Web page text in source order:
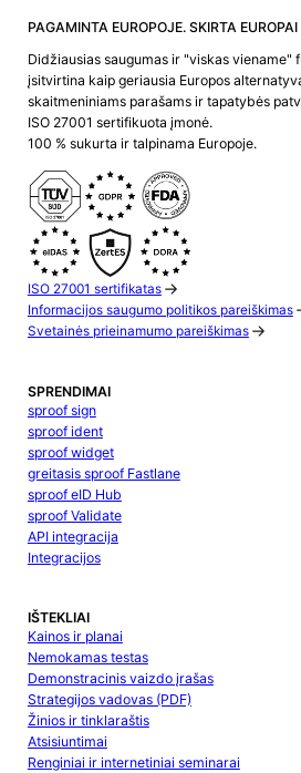
PAGAMINTA EUROPOJE. SKIRTA
Didžiausias saugumas ir "viskas viename"
įsitvirtina kaip geriausia Europos
skaitmeniniams parašams ir tapatybės
ISO 27001 sertifikuota įmonė.
100 % sukurta ir talpinama Europoje.
ISO 27001 sertifikatas
Informacijos saugumo politikos pareiškimas
Svetainės prieinamumo pareiškimas
SPRENDIMAI
sproof sign
sproof ident
sproof widget
greitasis sproof Fastlane
sproof eID Hub
sproof Validate
API integracija
Integracijos
IŠTEKLIAI
Kainos ir planai
Nemokamas testas
Demonstracinis vaizdo įrašas
Strategijos vadovas (PDF)
Žinios ir tinklaraštis
Atsisiuntimai
Renginiai ir internetiniai seminarai